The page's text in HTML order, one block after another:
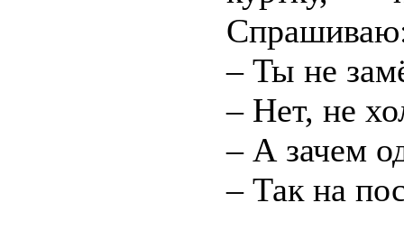
– Ты не
– Нет, не
– А зачем
– Так на